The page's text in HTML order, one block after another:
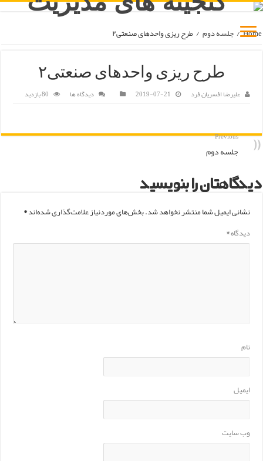
Home
/ جلسه دوم / طرح ریزی واحدهای صنعتی۲
طرح ریزی واحدهای صنعتی۲
علیرضا افسریان فرد 2019-07-21 دیدگاه ها 80 بازدید
Previous
جلسه دوم
دیدگاهتان را بنویسید
نشانی ایمیل شما منتشر نخواهد شد.بخش‌های موردنیاز علامت‌گذاری شده‌اند*
دیدگاه*
نام
ایمیل
وب‌ سایت